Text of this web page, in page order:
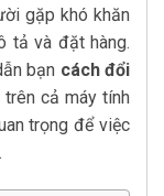
gặp khó khăn
tả và đặt hàng.
bạn cách đổi
cả máy tính
trọng để việc